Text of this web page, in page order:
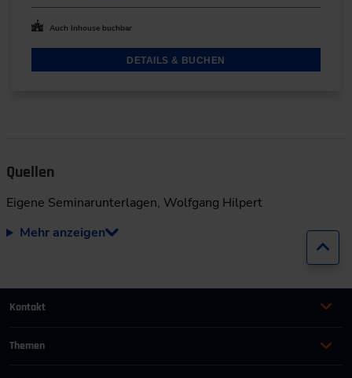
Auch Inhouse buchbar
DETAILS & BUCHEN
Quellen
Eigene Seminarunterlagen, Wolfgang Hilpert
Mehr anzeigen
Kontakt
+49 (0)2116214-201
Themen